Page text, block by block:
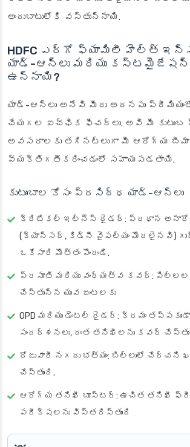
అందుబాటులోకి వస్తున్నాయి.
HDFC ఎర్గో ఫ్యామిలీ హెల్త్
యాడ్-ఆన్‌లు మరియు
ఉన్నాయి?
యాడ్-ఆన్‌లు అనేవి మీరు అదనపు ప్రీమియంతో
చేయగల ఐచ్ఛిక ఫీచర్లు. అవి మీ
అవసరాలకు తగినట్లుగా మీ ఆరోగ్య
వ్యక్తిగతీకరించడంలో సహాయపడతాయి.
కుటుంబాల కోసం ప్రసిద్ధ యాడ్-ఆన్‌లు
క్రిటికల్ ఇల్నెస్ రైడర్: ప్రధాన
(క్యాన్సర్, కిడ్నీ వైఫల్యం మొదలైనవి)
ఒకేసారి మొత్తం పొందండి.
ప్రసూతి మరియు వంధ్యత్వ కవర్:
చేస్తున్న యువ జంటలకు
OPD మరియు డెంటల్ రైడర్: క్రమం
సందర్శనలు, దంత తనిఖీలను కవర్
రోజువారీ నగదు భత్యం: బిల్లులో చేర్చని
చేస్తుంది.
ఆరోగ్య తనిఖీ బూస్టర్: ఉచిత తనిఖీ
పరీక్షలను విస్తరిస్తుంది